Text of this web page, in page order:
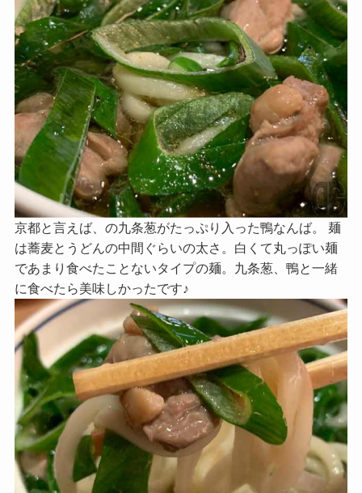
京都と言えば、の九条葱がたっぷり入った鴨なんば。 麺
は蕎麦とうどんの中間ぐらいの太さ。白くて丸っぽい麺
であまり食べたことないタイプの麺。九条葱、鴨と一緒
に食べたら美味しかったです♪